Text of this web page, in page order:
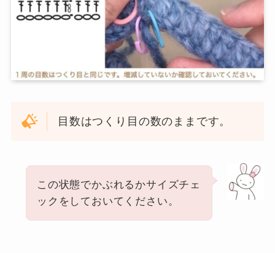
目数はつくり目の数のままです。
この状態でかぶれるかサイズチェ
ックをしておいてください。